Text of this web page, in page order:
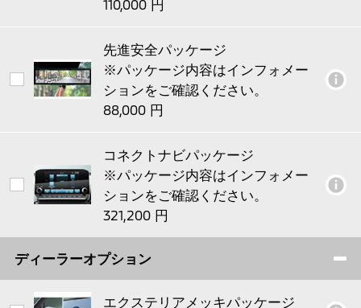
先進安全パッケージ
※パッケージ内容はインフォメー
ションをご確認ください。
コネクトナビパッケージ
※パッケージ内容はインフォメー
ションをご確認ください。
ディーラーオプション
エクステリアメッキパッケージ